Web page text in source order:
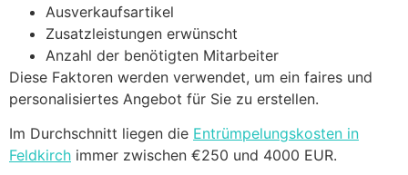
Ausverkaufsartikel
Zusatzleistungen erwünscht
Anzahl der benötigten Mitarbeiter
Diese Faktoren werden verwendet, um ein faires und
personalisiertes Angebot für Sie zu erstellen.
Im Durchschnitt liegen die Entrümpelungskosten in
Feldkirch immer zwischen €250 und 4000 EUR.